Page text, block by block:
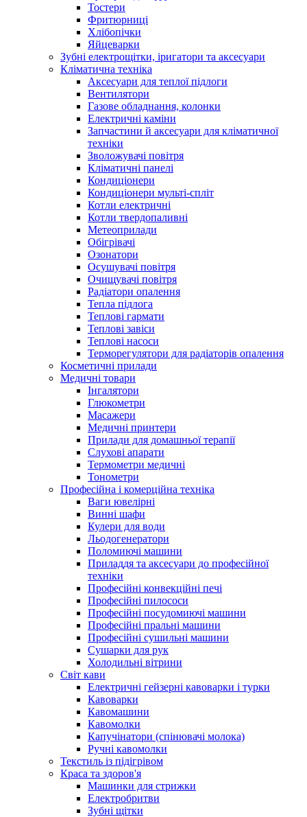
Тостери
Фритюрниці
Хлібопічки
Яйцеварки
Зубні електрощітки, іригатори та аксесуари
Кліматична техніка
Аксесуари для теплої підлоги
Вентилятори
Газове обладнання, колонки
Електричні каміни
Запчастини й аксесуари для кліматичної
техніки
Зволожувачі повітря
Кліматичні панелі
Кондиціонери
Кондиціонери мульті-спліт
Котли електричні
Котли твердопаливні
Метеоприлади
Обігрівачі
Озонатори
Осушувачі повітря
Очищувачі повітря
Радіатори опалення
Тепла підлога
Теплові гармати
Теплові завіси
Теплові насоси
Терморегулятори для радіаторів опалення
Косметичні прилади
Медичні товари
Інгалятори
Глюкометри
Масажери
Медичні принтери
Прилади для домашньої терапії
Слухові апарати
Термометри медичні
Тонометри
Професійна і комерційна техніка
Ваги ювелірні
Винні шафи
Кулери для води
Льодогенератори
Поломиючі машини
Приладдя та аксесуари до професійної
техніки
Професійні конвекційні печі
Професійні пилососи
Професійні посудомиючі машини
Професійні пральні машини
Професійні сушильні машини
Сушарки для рук
Холодильні вітрини
Світ кави
Електричні гейзерні кавоварки і турки
Кавоварки
Кавомашини
Кавомолки
Капучінатори (спінювачі молока)
Ручні кавомолки
Текстиль із підігрівом
Краса та здоров'я
Машинки для стрижки
Електробритви
Зубні щітки